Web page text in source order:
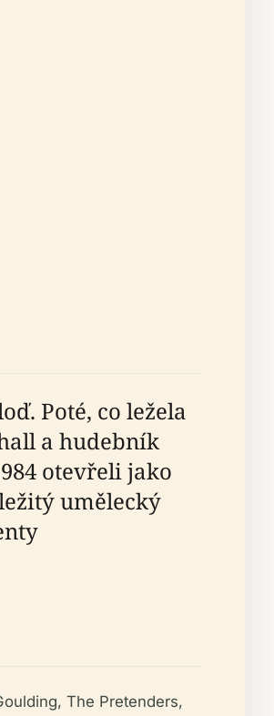
Poté, co ležela
a hudebník
otevřeli jako
umělecký
The Pretenders,